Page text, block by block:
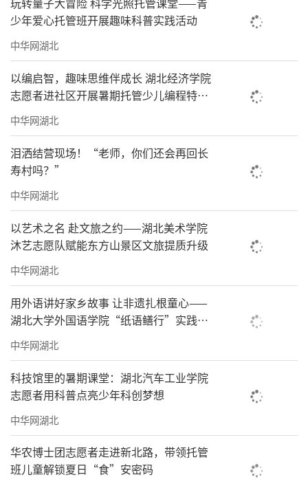
少年爱心托管班开展趣味科普实践活动
中华网湖北
以编启智，趣味思维伴成长 湖北经济学院
志愿者进社区开展暑期托管少儿编程特色
课
中华网湖北
泪洒结营现场！“老师，你们还会再回长
寿村吗？”
中华网湖北
以艺术之名 赴文旅之约——湖北美术学院
沐艺志愿队赋能东方山景区文旅提质升级
中华网湖北
用外语讲好家乡故事 让非遗扎根童心——
湖北大学外国语学院“纸语鳝行”实践团
队赴仙桃先锋村开展双语非遗宣讲
中华网湖北
科技馆里的暑期课堂：湖北汽车工业学院
志愿者用科普点亮少年科创梦想
中华网湖北
华农博士团志愿者走进新北路，带领托管
班儿童解锁夏日“食”安密码